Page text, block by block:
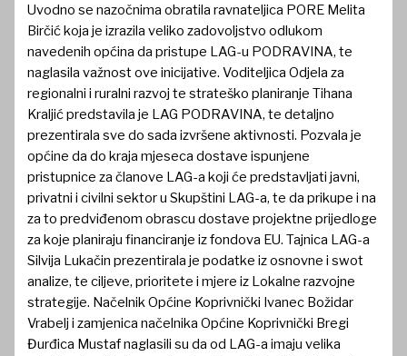
Uvodno se nazočnima obratila ravnateljica PORE Melita
Birčić koja je izrazila veliko zadovoljstvo odlukom
navedenih općina da pristupe LAG-u PODRAVINA, te
naglasila važnost ove inicijative. Voditeljica Odjela za
regionalni i ruralni razvoj te strateško planiranje Tihana
Kraljić predstavila je LAG PODRAVINA, te detaljno
prezentirala sve do sada izvršene aktivnosti. Pozvala je
općine da do kraja mjeseca dostave ispunjene
pristupnice za članove LAG-a koji će predstavljati javni,
privatni i civilni sektor u Skupštini LAG-a, te da prikupe i na
za to predviđenom obrascu dostave projektne prijedloge
za koje planiraju financiranje iz fondova EU. Tajnica LAG-a
Silvija Lukačin prezentirala je podatke iz osnovne i swot
analize, te ciljeve, prioritete i mjere iz Lokalne razvojne
strategije. Načelnik Općine Koprivnički Ivanec Božidar
Vrabelj i zamjenica načelnika Općine Koprivnički Bregi
Đurđica Mustaf naglasili su da od LAG-a imaju velika